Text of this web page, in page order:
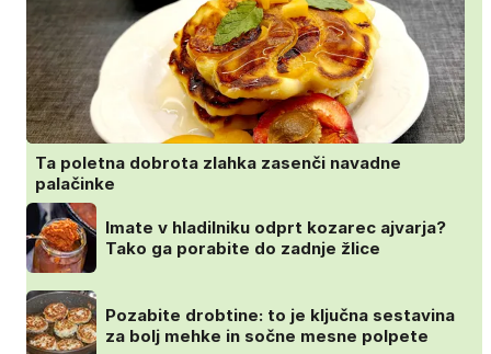
Ta poletna dobrota zlahka zasenči navadne
palačinke
Imate v hladilniku odprt kozarec ajvarja?
Tako ga porabite do zadnje žlice
Pozabite drobtine: to je ključna sestavina
za bolj mehke in sočne mesne polpete